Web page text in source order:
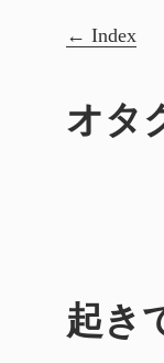
Index
オタ
起き